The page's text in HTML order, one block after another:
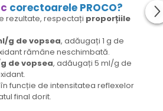
corectoarele PROCO?
rezultate, respectați proporțiile
g de vopsea, adăugați 1 g de
rămâne neschimbată.
de vopsea, adăugați 5 ml/g de
funcție de intensitatea reflexelor
final dorit.